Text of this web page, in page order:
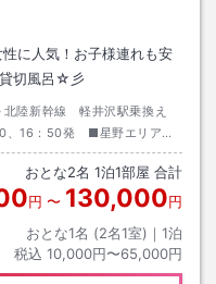
性に人気！お子様連れも安
切風呂☆彡
北陸新幹線 軽井沢駅乗換え
、16：50発 ■星野エリア
徒歩20分■軽井沢駅：通常時
おとな2名 1泊1部屋 合計
円 〜 130,000円
おとな1名 (2名1室)｜ 1泊
税込 10,000円〜65,000円